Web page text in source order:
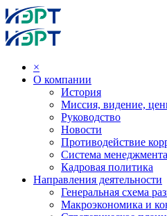
×
О компании
История
Миссия, видение,
Руководство
Новости
Противодействие
Система менеджмента
Кадровая политика
Направления деятельности
Генеральная схема
Макроэкономика и